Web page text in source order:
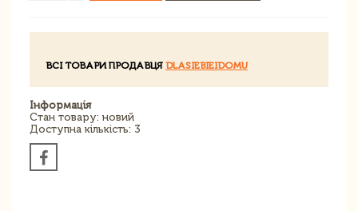
ВСІ ТОВАРИ ПРОДАВЦЯ DLASIEBIEIDOMU
Інформація
Стан товару: новий
Доступна кількість: 3